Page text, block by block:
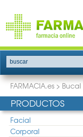
buscar
FARMACIA.es > Bucal
PRODUCTOS
Facial
Corporal